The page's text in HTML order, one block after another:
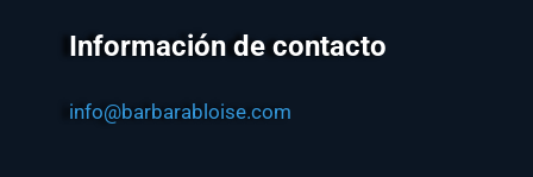
Información de contacto
info@barbarabloise.com